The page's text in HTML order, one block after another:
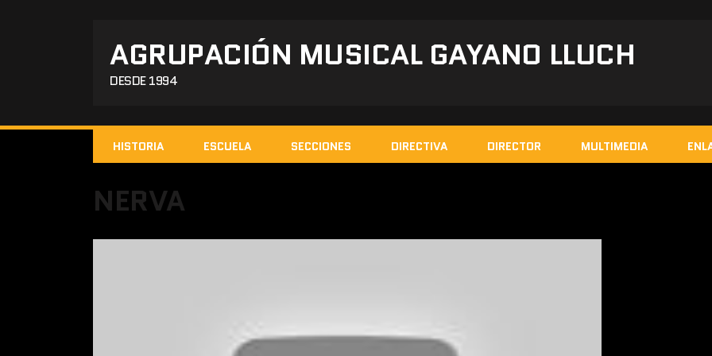
AGRUPACIÓN MUSICAL GAYANO LLUCH
DESDE 1994
HISTORIA ESCUELA SECCIONES DIRECTIVA DIRECTOR MULTIMEDIA
NERVA